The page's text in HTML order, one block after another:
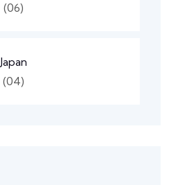
(06)
Japan
(04)